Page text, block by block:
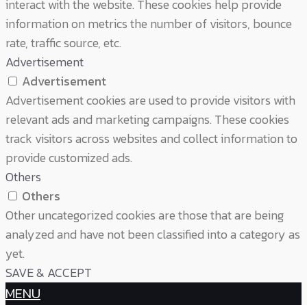
interact with the website. These cookies help provide
information on metrics the number of visitors, bounce
rate, traffic source, etc.
Advertisement
Advertisement
Advertisement cookies are used to provide visitors with
relevant ads and marketing campaigns. These cookies
track visitors across websites and collect information to
provide customized ads.
Others
Others
Other uncategorized cookies are those that are being
analyzed and have not been classified into a category as
yet.
SAVE & ACCEPT
MENU